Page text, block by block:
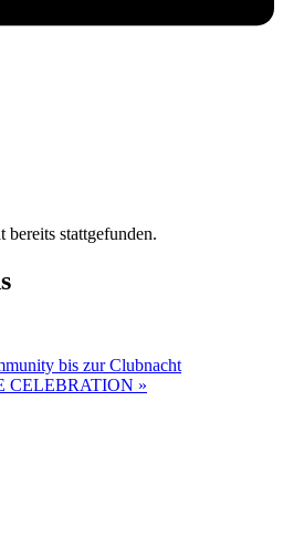
bereits stattgefunden.
bis zur Clubnacht
CELEBRATION »